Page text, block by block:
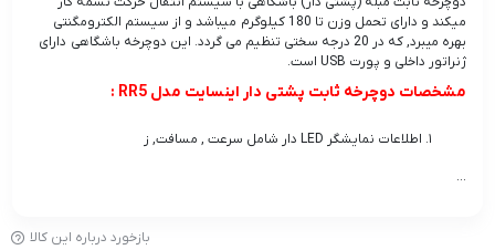
میکند و دارای تحمل وزن تا 180 کیلوگرم میباشد و از سیستم الکترومگنتی
بهره میبرد, که در 20 درجه سختی تنظیم می گردد. این دوچرخه باشگاهی دارای
ژنراتور داخلی و پورت USB است.
مشخصات دوچرخه ثابت پشتی دار اينسايت مدل RR5 :
اطلاعات نمایشگر LED دار شامل سرعت , مسافت, ز
...
بازخورد درباره این کالا